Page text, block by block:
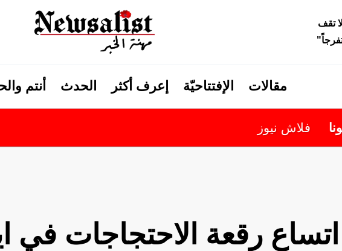
تقف
"
مقالات الإفتتاحيّة إعرف أكثر الحدث أنتم
رقعة الاحتجاجات في